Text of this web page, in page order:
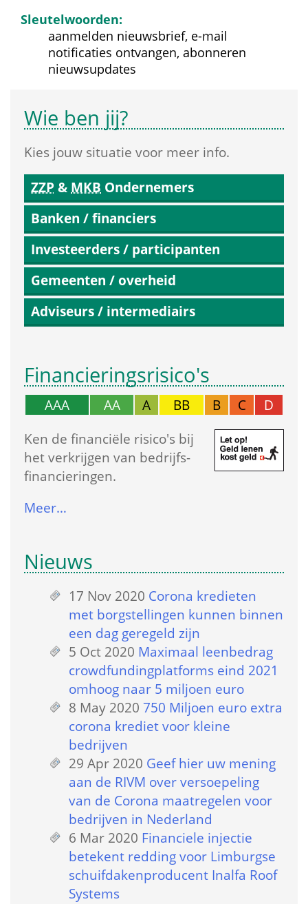
Sleutelwoorden:
aanmelden nieuwsbrief, e-mail
notificaties ontvangen, abonneren
nieuwsupdates
Wie ben jij?
Kies jouw situatie voor meer info.
ZZP & MKB Ondernemers
Banken / financiers
Investeerders / participanten
Gemeenten / overheid
Adviseurs / intermediairs
Financierings­risico's
AAA AA A BB B C
D
Ken de financiële risico's bij
het verkrijgen van bedrijfs­
financieringen.
Meer…
Nieuws
17 Nov 2020 Corona kredieten
met borgstellingen kunnen binnen
een dag geregeld zijn
5 Oct 2020 Maximaal leenbedrag
crowdfundingplatforms eind 2021
omhoog naar 5 miljoen euro
8 May 2020 750 Miljoen euro extra
corona krediet voor kleine
bedrijven
29 Apr 2020 Geef hier uw mening
aan de RIVM over versoepeling
van de Corona maatregelen voor
bedrijven in Nederland
6 Mar 2020 Financiele injectie
betekent redding voor Limburgse
schuifdakenproducent Inalfa Roof
Systems